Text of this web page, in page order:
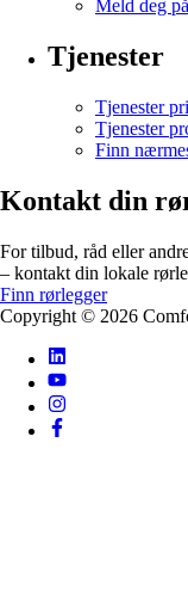
Meld deg
Tjenester
Tjenester
Tjenester
Finn
Kontakt din
For tilbud, råd eller
– kontakt din lokale
Finn rørlegger
Copyright © 2026